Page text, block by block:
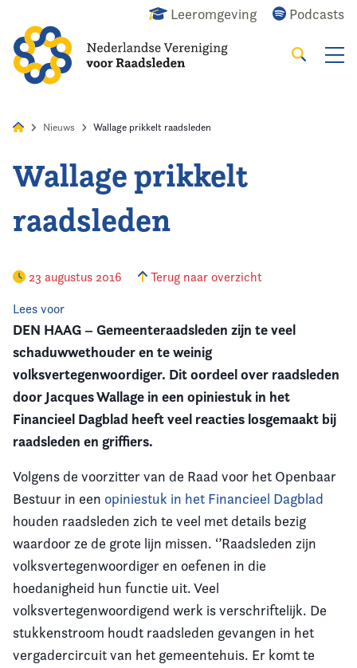
Leeromgeving Podcasts
Zoeken
Home
Agenda
Opleiding
Kennis & Informatie
Vereniging
Nieuws Wallage prikkelt raadsleden
Wallage prikkelt
raadsleden
23 augustus 2016 Terug naar overzicht
Lees voor
DEN HAAG – Gemeenteraadsleden zijn te veel
schaduwwethouder en te weinig
volksvertegenwoordiger. Dit oordeel over raadsleden
door Jacques Wallage in een opiniestuk in het
Financieel Dagblad heeft veel reacties losgemaakt bij
raadsleden en griffiers.
Volgens de voorzitter van de Raad voor het Openbaar
Bestuur in een opiniestuk in het Financieel Dagblad
houden raadsleden zich te veel met details bezig
waardoor ze de grote lijn missen. ‘’Raadsleden zijn
volksvertegenwoordiger en oefenen in die
hoedanigheid hun functie uit. Veel
volksvertegenwoordigend werk is verschriftelijk. De
stukkenstroom houdt raadsleden gevangen in het
vergadercircuit van het gemeentehuis. Er komt te